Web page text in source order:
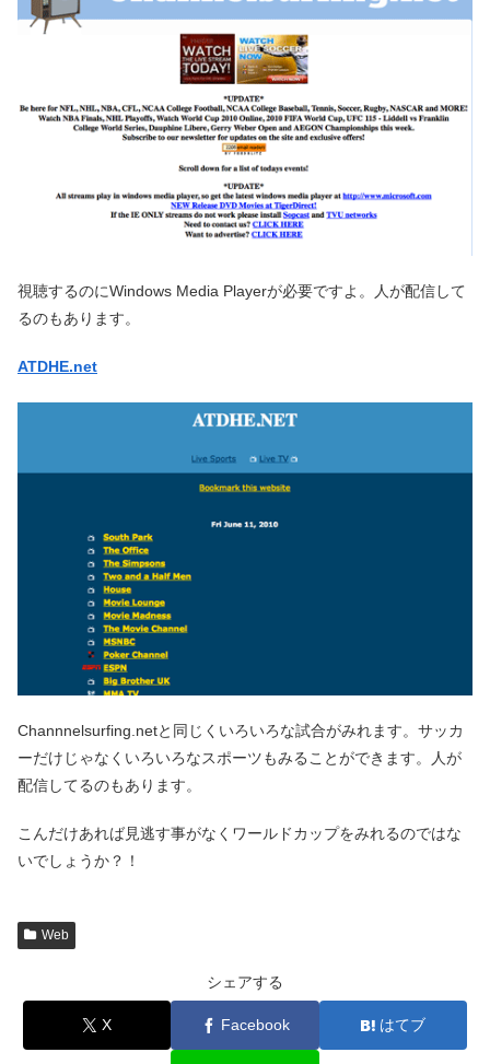
視聴するのにWindows Media Playerが必要ですよ。人が配信して
るのもあります。
ATDHE.net
Channnelsurfing.netと同じくいろいろな試合がみれます。サッカ
ーだけじゃなくいろいろなスポーツもみることができます。人が
配信してるのもあります。
こんだけあれば見逃す事がなくワールドカップをみれるのではな
いでしょうか？！
Web
シェアする
X Facebook はてブ